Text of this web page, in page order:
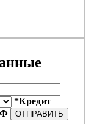
*Кредит
ОТПРАВИТЬ